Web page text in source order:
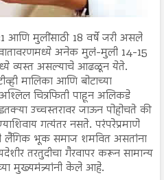
आणि मुलींसाठी 18 वर्षे जरी असले
अनेक मुलं-मुली 14-15
व्यस्त असल्याचे आढळून येते.
मालिका आणि बोटाच्या
चित्रफिती पाहून अलिकडे
उच्चस्तरावर जाऊन पोहोचते की
गत्यंतर नसते. परंपरेप्रमाणे
लैंगिक भूक समाज शमवित असतांना
तरतुदीचा गैरवापर करून सामान्य
मुख्यमंत्र्यांनी केले आहे.